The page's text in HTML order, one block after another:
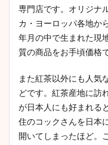
専門店です。オリジナ
カ・ヨーロッパ各地か
年月の中で生まれた現
質の商品をお手頃価格
また紅茶以外にも人気
どです。紅茶産地に訪
が日本人にも好まれる
住のコックさんを日本
開いてしまったほど。